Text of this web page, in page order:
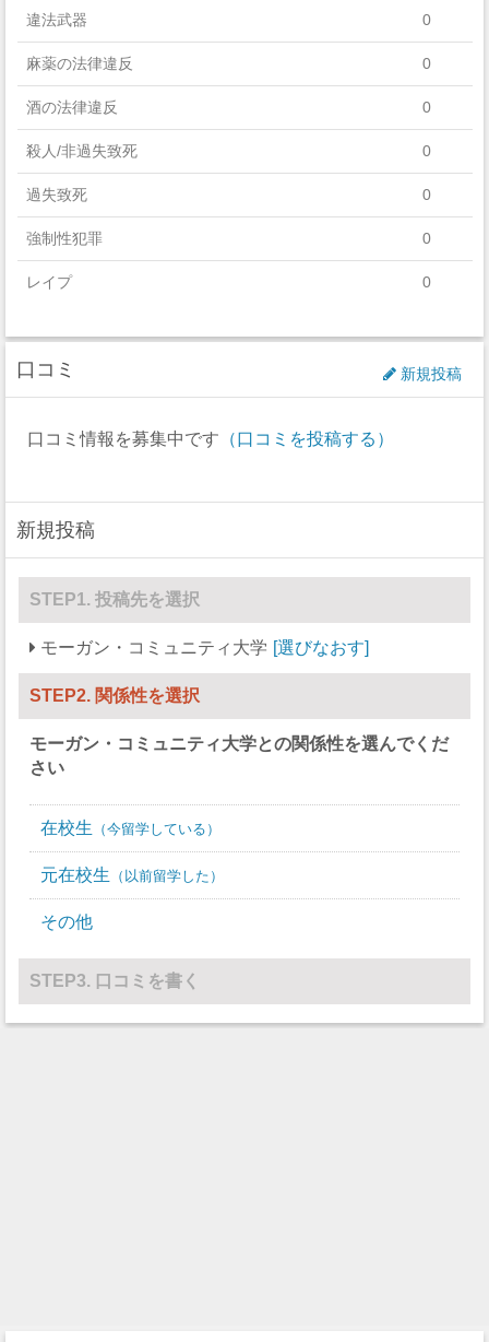
違法武器 0
麻薬の法律違反 0
酒の法律違反 0
殺人/非過失致死 0
過失致死 0
強制性犯罪 0
レイプ 0
非強制性犯罪 0
強盗 0
加重暴行
放火 0
口コミ 新規投稿
口コミ情報を募集中です （口コミを投稿する）
新規投稿
STEP1. 投稿先を選択
モーガン・コミュニティ大学 選びなおす
STEP2. 関係性を選択
モーガン・コミュニティ大学との関係性を選んでくだ
さい
在校生 今留学している
元在校生 以前留学した
その他
STEP3. 口コミを書く